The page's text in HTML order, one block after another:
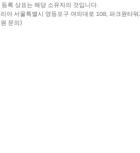
록 상표는 해당 소유자의 것입니다.
아 서울특별시 영등포구 여의대로 108, 파크원타
문의)